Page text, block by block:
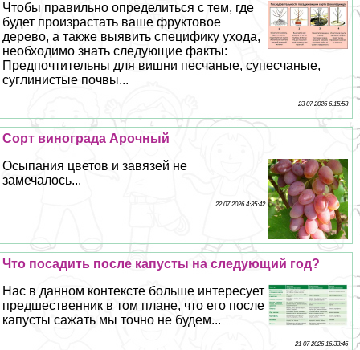
Чтобы правильно определиться с тем, где
будет произрастать ваше фруктовое
дерево, а также выявить специфику ухода,
необходимо знать следующие факты:
Предпочтительны для вишни песчаные, супесчаные,
суглинистые почвы...
23 07 2026 6:15:53
Сорт винограда Арочный
Осыпания цветов и завязей не
замечалось...
22 07 2026 4:35:42
Что посадить после капусты на следующий год?
Нас в данном контексте больше интересует
предшественник в том плане, что его после
капусты сажать мы точно не будем...
21 07 2026 16:33:46